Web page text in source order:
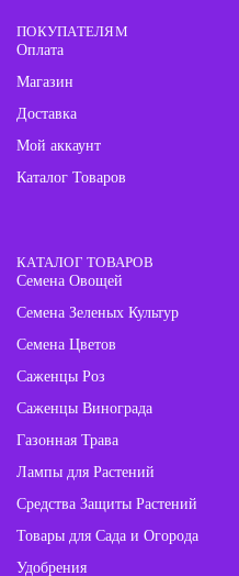
ПОКУПАТЕЛЯМ
Оплата
Магазин
Доставка
Мой аккаунт
Каталог Товаров
КАТАЛОГ ТОВАРОВ
Семена Овощей
Семена Зеленых Культур
Семена Цветов
Саженцы Роз
Саженцы Винограда
Газонная Трава
Лампы для Растений
Средства Защиты Растений
Товары для Сада и Огорода
Удобрения